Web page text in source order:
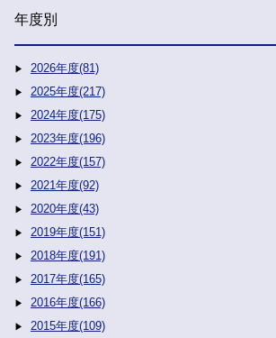
年度別
2026年度(81)
2025年度(217)
2024年度(175)
2023年度(196)
2022年度(157)
2021年度(92)
2020年度(43)
2019年度(151)
2018年度(191)
2017年度(165)
2016年度(166)
2015年度(109)